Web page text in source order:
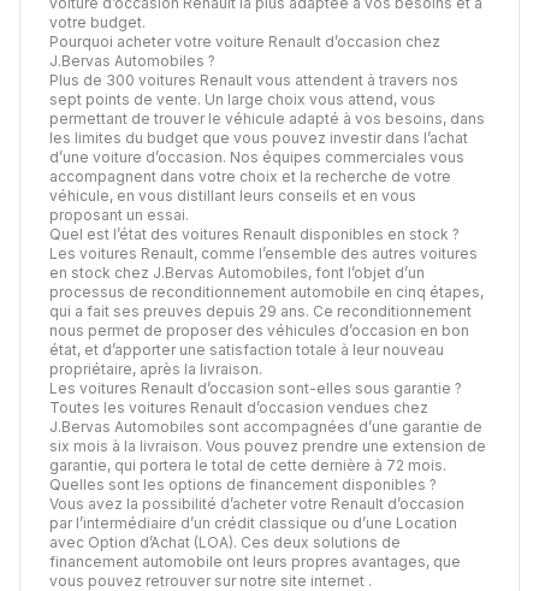
votre budget.
Pourquoi acheter votre voiture Renault d’occasion chez
J.Bervas Automobiles ?
Plus de 300 voitures Renault vous attendent à travers nos
sept points de vente. Un large choix vous attend, vous
permettant de trouver le véhicule adapté à vos besoins, dans
les limites du budget que vous pouvez investir dans l’achat
d’une voiture d’occasion. Nos équipes commerciales vous
accompagnent dans votre choix et la recherche de votre
véhicule, en vous distillant leurs conseils et en vous
proposant un essai.
Quel est l’état des voitures Renault disponibles en stock ?
Les voitures Renault, comme l’ensemble des autres voitures
en stock chez J.Bervas Automobiles, font l’objet d’un
processus de reconditionnement automobile en cinq étapes,
qui a fait ses preuves depuis 29 ans. Ce reconditionnement
nous permet de proposer des véhicules d’occasion en bon
état, et d’apporter une satisfaction totale à leur nouveau
propriétaire, après la livraison.
Les voitures Renault d’occasion sont-elles sous garantie ?
Toutes les voitures Renault d’occasion vendues chez
J.Bervas Automobiles sont accompagnées d’une garantie de
six mois à la livraison. Vous pouvez prendre une extension de
garantie, qui portera le total de cette dernière à 72 mois.
Quelles sont les options de financement disponibles ?
Vous avez la possibilité d’acheter votre Renault d’occasion
par l’intermédiaire d’un crédit classique ou d’une Location
avec Option d’Achat (LOA). Ces deux solutions de
financement automobile ont leurs propres avantages, que
vous pouvez retrouver sur notre site internet .